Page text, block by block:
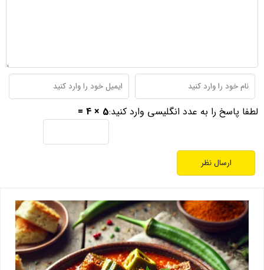
لطفا پاسخ را به عدد انگلیسی وارد کنید:5 × 4 =